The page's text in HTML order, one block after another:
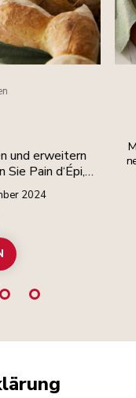
und erweitern
aus
Serie.
2024